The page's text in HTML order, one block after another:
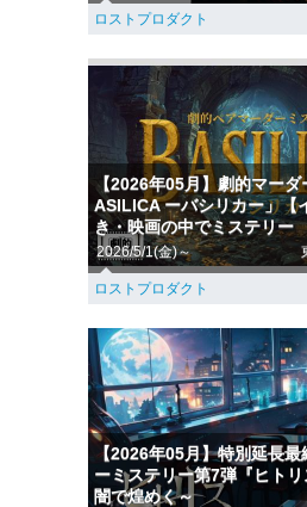
ロストプロダクト
【2026年05月】劇的マー
ASILICA ーバシリカー」【
き・映画の中でミステリー
2026/5/1(金)～
ロストプロダクト
【2026年05月】特別延長
ーミステリー第7弾『ヒト
闇で煌めく～